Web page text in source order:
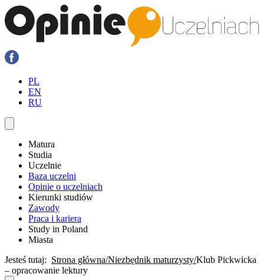
PL
EN
RU
Matura
Studia
Uczelnie
Baza uczelni
Opinie o uczelniach
Kierunki studiów
Zawody
Praca i kariera
Study in Poland
Miasta
Jesteś tutaj: Strona główna Niezbędnik maturzysty Klub Pickwicka
– opracowanie lektury